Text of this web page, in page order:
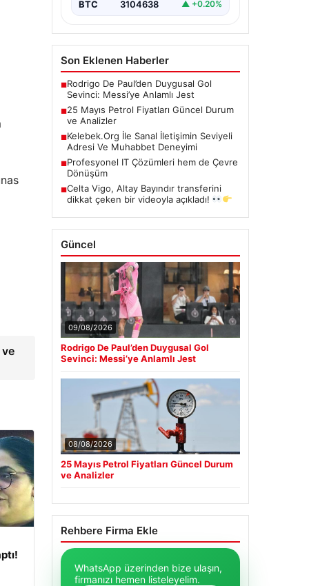
ve
BTC 3104638 ▲ +0.20%
Son Eklenen Haberler
■Rodrigo De Paul’den Duygusal Gol
Sevinci: Messi’ye Anlamlı Jest
■25 Mayıs Petrol Fiyatları Güncel Durum
ve Analizler
■Kelebek.Org İle Sanal İletişimin Seviyeli
Adresi Ve Muhabbet Deneyimi
■Profesyonel IT Çözümleri hem de Çevre
Dönüşüm
■Celta Vigo, Altay Bayındır transferini
dikkat çeken bir videoyla açıkladı!
Güncel
09/08/2026
Rodrigo De Paul’den Duygusal Gol
Sevinci: Messi’ye Anlamlı Jest
08/08/2026
25 Mayıs Petrol Fiyatları Güncel Durum
ve Analizler
Rehbere Firma Ekle
WhatsApp üzerinden bize ulaşın,
firmanızı hemen listeleyelim.